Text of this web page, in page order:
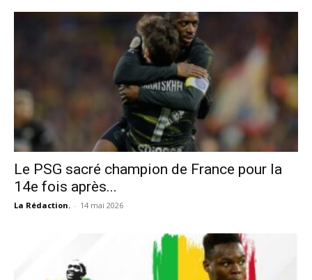
Le PSG sacré champion de France pour la
14e fois après...
La Rédaction. - 14 mai 2026